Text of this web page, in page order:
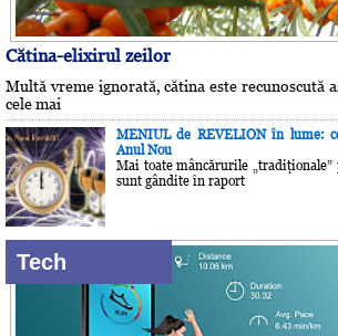
Cătina-elixirul zeilor
Multă vreme ignorată, cătina este recunoscută
cele mai
MENIUL de REVELION în lume:
Anul Nou
Mai toate mâncărurile
sunt gândite în raport
Tech